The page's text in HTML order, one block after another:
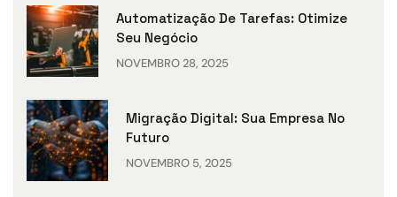
Automatização De Tarefas: Otimize
Seu Negócio
NOVEMBRO 28, 2025
Migração Digital: Sua Empresa No
Futuro
NOVEMBRO 5, 2025